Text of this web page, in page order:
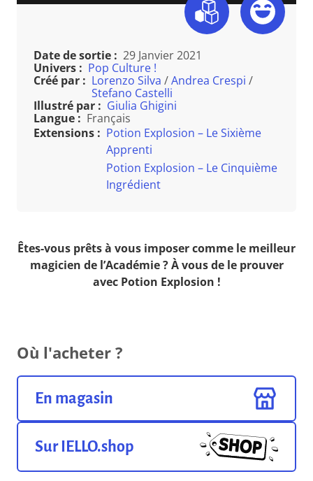
Date de sortie : 29 Janvier 2021
Univers : Pop Culture !
Créé par : Lorenzo Silva /Andrea Crespi /
Stefano Castelli
Illustré par : Giulia Ghigini
Langue : Français
Extensions : Potion Explosion – Le Sixième
Apprenti
Potion Explosion – Le Cinquième
Ingrédient
Êtes-vous prêts à vous imposer comme le meilleur
magicien de l’Académie ? À vous de le prouver
avec Potion Explosion !
Où l'acheter ?
En magasin
Sur IELLO.shop